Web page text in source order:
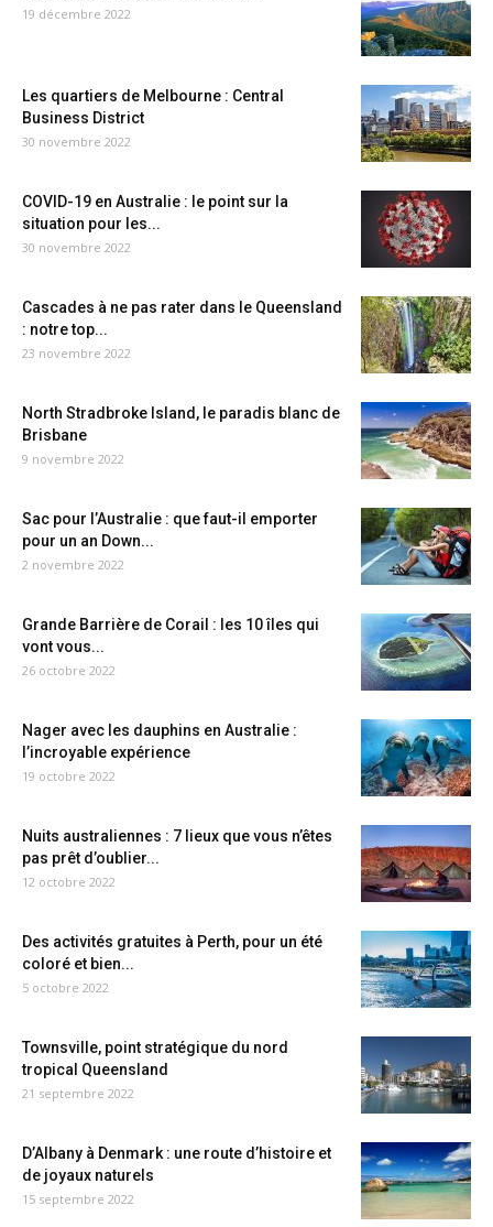
19 décembre 2022
Les quartiers de Melbourne : Central
Business District
30 novembre 2022
COVID-19 en Australie : le point sur la
situation pour les...
30 novembre 2022
Cascades à ne pas rater dans le Queensland
: notre top...
23 novembre 2022
North Stradbroke Island, le paradis blanc de
Brisbane
9 novembre 2022
Sac pour l’Australie : que faut-il emporter
pour un an Down...
2 novembre 2022
Grande Barrière de Corail : les 10 îles qui
vont vous...
26 octobre 2022
Nager avec les dauphins en Australie :
l’incroyable expérience
19 octobre 2022
Nuits australiennes : 7 lieux que vous n’êtes
pas prêt d’oublier...
12 octobre 2022
Des activités gratuites à Perth, pour un été
coloré et bien...
5 octobre 2022
Townsville, point stratégique du nord
tropical Queensland
21 septembre 2022
D’Albany à Denmark : une route d’histoire et
de joyaux naturels
15 septembre 2022